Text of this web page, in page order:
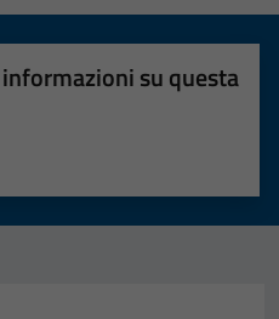
su questa
su 5
5